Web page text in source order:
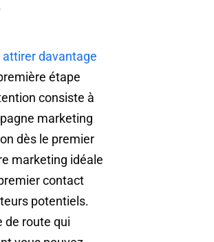
attirer davantage
étape
consiste à
marketing
dès le premier
marketing idéale
contact
potentiels.
de route qui